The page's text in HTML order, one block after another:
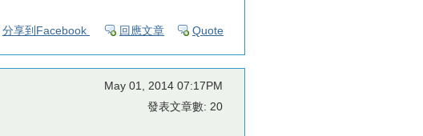
分享到Facebook 回應文章 Quote
May 01, 2014 07:17PM
發表文章數: 20